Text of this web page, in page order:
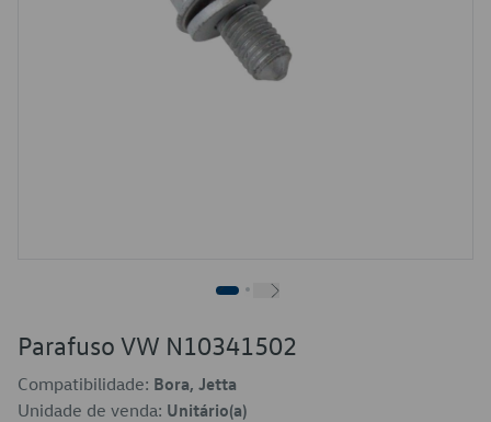
Parafuso VW N10341502
Compatibilidade: Bora, Jetta
Unidade de venda: Unitário(a)